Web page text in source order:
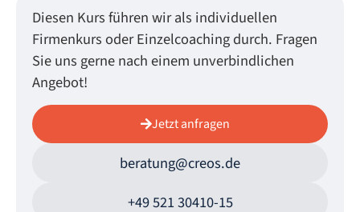
Diesen Kurs führen wir als individuellen
Firmenkurs oder Einzelcoaching durch. Fragen
Sie uns gerne nach einem unverbindlichen
Angebot!
Jetzt anfragen
beratung@creos.de
+49 521 30410-15